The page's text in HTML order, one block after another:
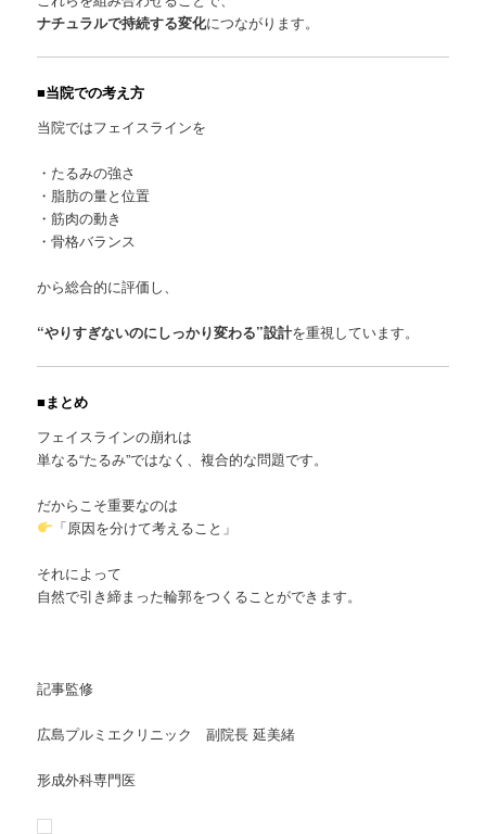
ナチュラルで持続する変化につながります。
■当院での考え方
当院ではフェイスラインを
・たるみの強さ
・脂肪の量と位置
・筋肉の動き
・骨格バランス
から総合的に評価し、
“やりすぎないのにしっかり変わる”設計を重視しています。
■まとめ
フェイスラインの崩れは
単なる“たるみ”ではなく、複合的な問題です。
だからこそ重要なのは
「原因を分けて考えること」
それによって
自然で引き締まった輪郭をつくることができます。
記事監修
広島プルミエクリニック 副院長 延美緒
形成外科専門医